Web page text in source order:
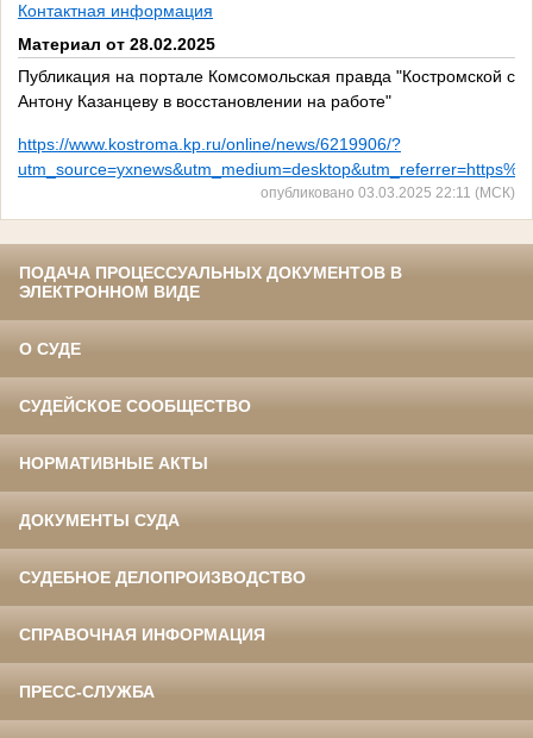
Контактная информация
Материал от 28.02.2025
Публикация на портале Комсомольская правда "Костромской суд
Антону Казанцеву в восстановлении на работе"
https://www.kostroma.kp.ru/online/news/6219906/?
опубликовано 03.03.2025 22:11 (МСК)
ПОДАЧА ПРОЦЕССУАЛЬНЫХ ДОКУМЕНТОВ В
ЭЛЕКТРОННОМ ВИДЕ
О СУДЕ
СУДЕЙСКОЕ СООБЩЕСТВО
НОРМАТИВНЫЕ АКТЫ
ДОКУМЕНТЫ СУДА
СУДЕБНОЕ ДЕЛОПРОИЗВОДСТВО
СПРАВОЧНАЯ ИНФОРМАЦИЯ
ПРЕСС-СЛУЖБА